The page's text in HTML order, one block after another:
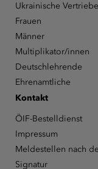
Ukrainische
Frauen
Männer
Multiplikator/innen
Deutschlehrende
Ehrenamtliche
Kontakt
ÖIF-Bestelldienst
Impressum
Meldestellen nach
Signatur